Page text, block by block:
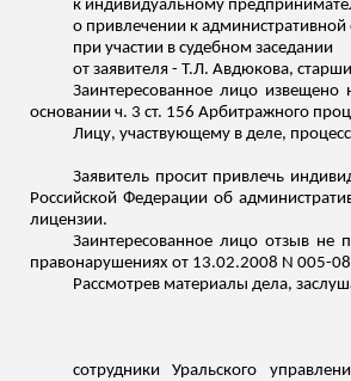
к индивидуальному
о привлечении к административной
при участии в судебном заседании
от заявителя - Т.Л. Авдюкова,
Заинтересованное лицо извещено
основании ч. 3 ст. 156 Арбитражного
Лицу, участвующему в деле,
Заявитель просит привлечь
Российской Федерации об
лицензии.
Заинтересованное лицо отзыв не
правонарушениях от 13.02.2008 N 005-
Рассмотрев материалы дела,
сотрудники Уральского